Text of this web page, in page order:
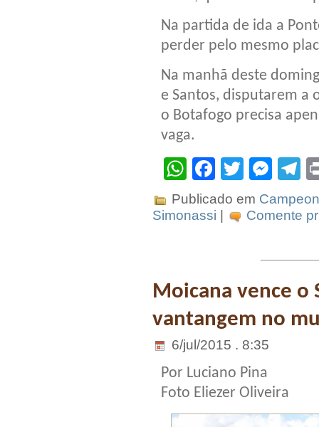
Na partida de ida a
perder pelo mesmo
Na manhã deste
e Santos, disputarem a
o Botafogo precisa
vaga.
WhatsApp
Facebook
Twitter
Publicado em
Simonassi
Comente
Moicana vence o
vantangem no
6/jul/2015 . 8:35
Por Luciano Pina
Foto Eliezer Oliveira